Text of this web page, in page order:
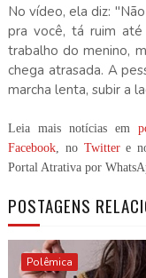
No vídeo, ela diz:
pra você, tá ruim
trabalho do menino,
chega atrasada. A
marcha lenta, subir a
Leia mais notícias em
Facebook, no Twittere
Portal Atrativa por
POSTAGENS
Polêmica